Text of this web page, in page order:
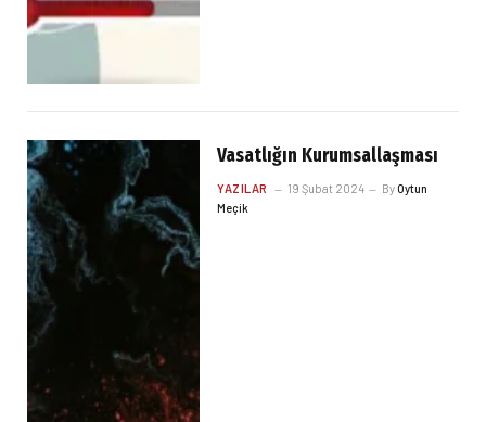
Vasatlığın Kurumsallaşması
YAZILAR 19 Şubat 2024 ByOytun
Meçik